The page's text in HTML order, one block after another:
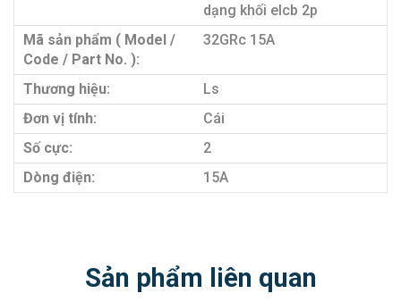
dạng khối elcb 2p
Mã sản phẩm ( Model /
Code / Part No. ):
32GRc 15A
Thương hiệu:
Ls
Đơn vị tính:
Cái
Số cực:
2
Dòng điện:
15A
Sản phẩm liên quan